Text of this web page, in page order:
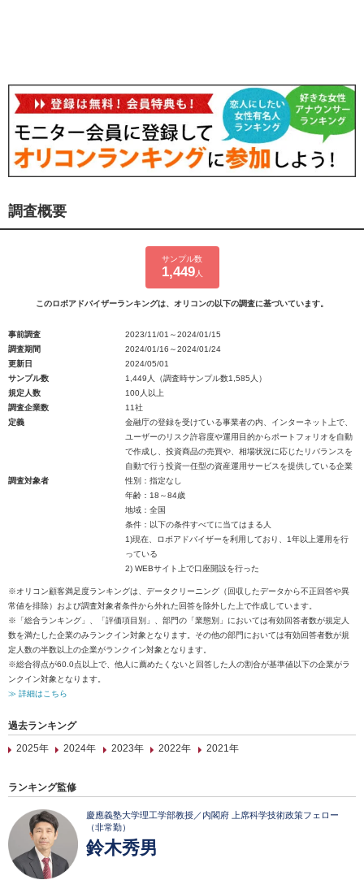
調査概要
サンプル数
1,449人
このロボアドバイザーランキングは、オリコンの以下の調査に基づいています。
事前調査
2023/11/01～2024/01/15
調査期間
2024/01/16～2024/01/24
更新日
2024/05/01
サンプル数
1,449人（調査時サンプル数1,585人）
規定人数
100人以上
調査企業数
11社
定義
金融庁の登録を受けている事業者の内、インターネット上で、
ユーザーのリスク許容度や運用目的からポートフォリオを自動
で作成し、投資商品の売買や、相場状況に応じたリバランスを
自動で行う投資一任型の資産運用サービスを提供している企業
調査対象者
性別：指定なし
年齢：18～84歳
地域：全国
条件：以下の条件すべてに当てはまる人
1)現在、ロボアドバイザーを利用しており、1年以上運用を行
っている
2) WEBサイト上で口座開設を行った
※オリコン顧客満足度ランキングは、データクリーニング（回収したデータから不正回答や異
常値を排除）および調査対象者条件から外れた回答を除外した上で作成しています。
※「総合ランキング」、「評価項目別」、部門の「業態別」においては有効回答者数が規定人
数を満たした企業のみランクイン対象となります。その他の部門においては有効回答者数が規
定人数の半数以上の企業がランクイン対象となります。
※総合得点が60.0点以上で、他人に薦めたくないと回答した人の割合が基準値以下の企業がラ
ンクイン対象となります。
≫ 詳細はこちら
過去ランキング
2025年
2024年 2023年 2022年 2021年
ランキング監修
慶應義塾大学理工学部教授／内閣府 上席科学技術政策フェロー
（非常勤）
鈴木秀男